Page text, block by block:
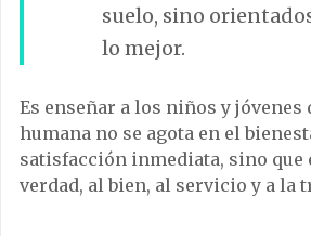
suelo, sino
lo mejor.
Es enseñar a los niños y jóvenes
humana no se agota en el
satisfacción inmediata, sino que
verdad, al bien, al servicio y a la